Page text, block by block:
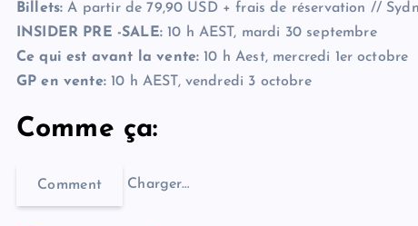
Billets:À partir de 79,90 USD + frais de réservation //
INSIDER PRE -SALE:10 h AEST, mardi 30 septembre
Ce qui est avant la vente: 10 h Aest, mercredi 1er octobre
GP en vente: 10 h AEST, vendredi 3 octobre
Comme ça:
Comment Charger…